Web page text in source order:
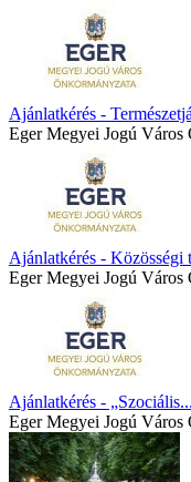
Ajánlatkérés -
Eger Megyei Jogú Város
Ajánlatkérés - Közösségi
Eger Megyei Jogú Város
Ajánlatkérés - „Szociális...
Eger Megyei Jogú Város